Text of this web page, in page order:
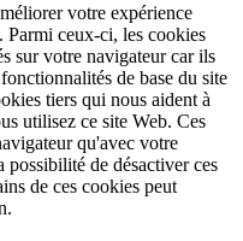
votre expérience
Parmi ceux-ci, les cookies
sur votre navigateur car ils
de base du site
tiers qui nous aident à
utilisez ce site Web. Ces
qu'avec votre
possibilité de désactiver ces
de ces cookies peut